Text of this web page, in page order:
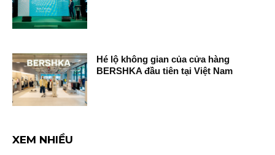
Hé lộ không gian của cửa hàng
BERSHKA đầu tiên tại Việt Nam
XEM NHIỀU